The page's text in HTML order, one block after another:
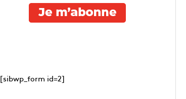
[sibwp_form id=2]